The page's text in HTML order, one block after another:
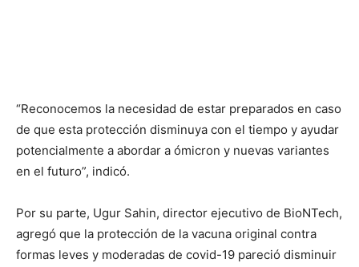
“Reconocemos la necesidad de estar preparados en caso
de que esta protección disminuya con el tiempo y ayudar
potencialmente a abordar a ómicron y nuevas variantes
en el futuro”, indicó.
Por su parte, Ugur Sahin, director ejecutivo de BioNTech,
agregó que la protección de la vacuna original contra
formas leves y moderadas de covid-19 pareció disminuir